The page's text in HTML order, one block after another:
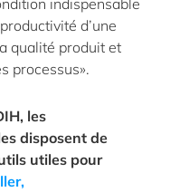
d’une
qualité produit et
processus».
les
disposent de
utiles pour